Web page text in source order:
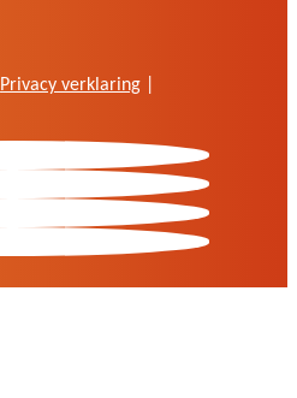
Privacy verklaring